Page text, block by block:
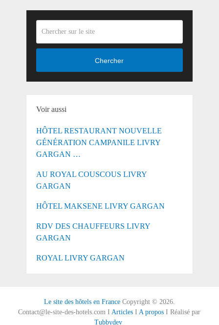
Chercher
Voir aussi
HÔTEL RESTAURANT NOUVELLE
GÉNÉRATION CAMPANILE LIVRY
GARGAN …
AU ROYAL COUSCOUS LIVRY
GARGAN
HÔTEL MAKSENE LIVRY GARGAN
RDV DES CHAUFFEURS LIVRY
GARGAN
ROYAL LIVRY GARGAN
Le site des hôtels en FranceCopyright © 2026.
Contact@le-site-des-hotels.com IArticles IA propos I Réalisé par
Tubbydev